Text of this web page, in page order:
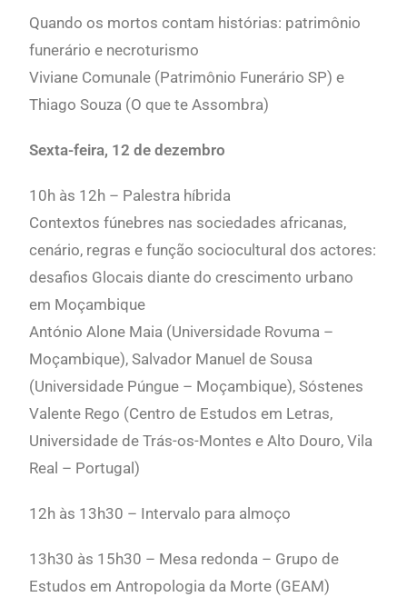
Quando os mortos contam histórias: patrimônio
funerário e necroturismo
Viviane Comunale (Patrimônio Funerário SP) e
Thiago Souza (O que te Assombra)
Sexta-feira, 12 de dezembro
1 0h às 12h – Palestra híbrida
Contextos fúnebres nas sociedades africanas,
cenário, regras e função sociocultural dos actores:
desafios Glocais diante do crescimento urbano
em Moçambique
António Alone Maia (Universidade Rovuma –
Moçambique), Salvador Manuel de Sousa
(Universidade Púngue – Moçambique), Sóstenes
Valente Rego (Centro de Estudos em Letras,
Universidade de Trás-os-Montes e Alto Douro, Vila
Real – Portugal)
1 2h às 13h30 – Intervalo para almoço
1 3h30 às 15h30 – Mesa redonda – Grupo de
Estudos em Antropologia da Morte (GEAM)